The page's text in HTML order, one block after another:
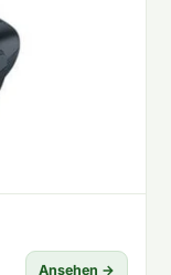
Ansehen →